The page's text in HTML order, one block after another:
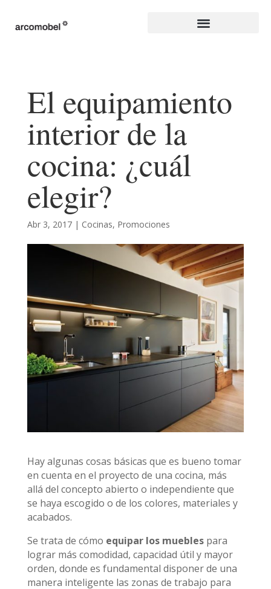
El equipamiento
interior de la
cocina: ¿cuál
elegir?
Abr 3, 2017| Cocinas, Promociones
Hay algunas cosas básicas que es bueno tomar
en cuenta en el proyecto de una cocina, más
allá del concepto abierto o independiente que
se haya escogido o de los colores, materiales y
acabados.
Se trata de cómo equipar los mueblespara
lograr más comodidad, capacidad útil y mayor
orden, donde es fundamental disponer de una
manera inteligente las zonas de trabajo para